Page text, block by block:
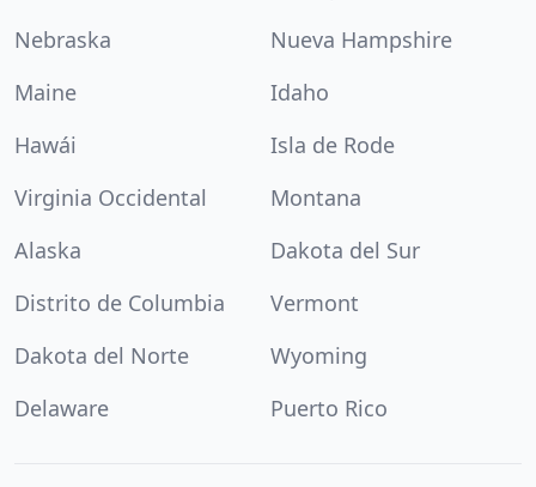
Nebraska
Nueva Hampshire
Maine
Idaho
Hawái
Isla de Rode
Virginia Occidental
Montana
Alaska
Dakota del Sur
Distrito de Columbia
Vermont
Dakota del Norte
Wyoming
Delaware
Puerto Rico